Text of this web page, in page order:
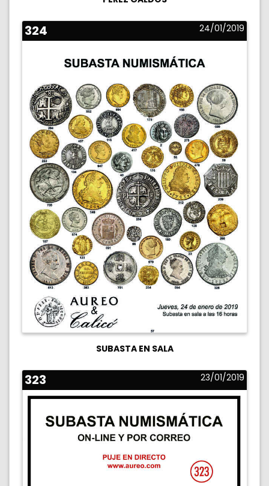
324 24/01/2019
SUBASTA EN SALA
323 23/01/2019